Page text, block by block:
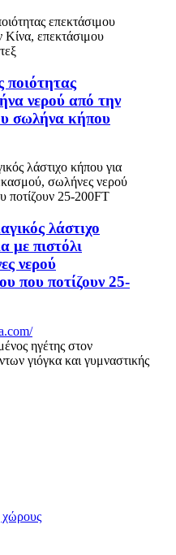
νερού από την
σωλήνα κήπου
λάστιχο
με πιστόλι
νερού
που ποτίζουν 25-
ηγέτης στον
γιόγκα και γυμναστικής
χώρους